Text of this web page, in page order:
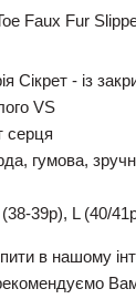
Faux Fur
Сікрет - із
VS
серця
гумова,
39р), L (40/
в нашому
Вам